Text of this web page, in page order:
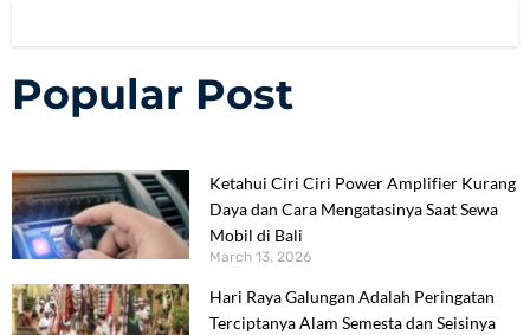
Popular Post
Ketahui Ciri Ciri Power Amplifier Kurang
Daya dan Cara Mengatasinya Saat Sewa
Mobil di Bali
March 13, 2026
Hari Raya Galungan Adalah Peringatan
Terciptanya Alam Semesta dan Seisinya